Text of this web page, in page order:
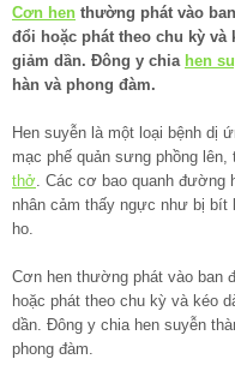
Cơn hen thường phát vào
đổi hoặc phát theo chu kỳ và
giảm dần. Đông y chia hen
hàn và phong đàm.
Hen suyễn là một loại bệnh dị
mạc phế quản sưng phồng
thở. Các cơ bao quanh đường
nhân cảm thấy ngực như bị bít
ho.
Cơn hen thường phát vào ban
hoặc phát theo chu kỳ và kéo
dần. Đông y chia hen suyễn
phong đàm.